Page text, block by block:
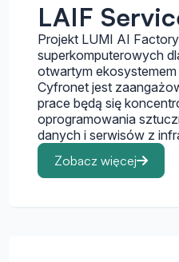
LAIF
Projekt LUMI AI
superkomputerowych
otwartym
Cyfronet jest
prace będą się
oprogramowania
danych i serwisów z
Zobacz więcej